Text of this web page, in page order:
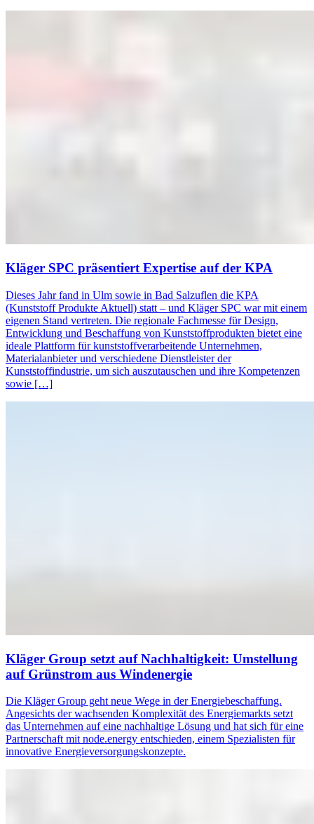
Kläger SPC präsentiert Expertise auf der KPA
Dieses Jahr fand in Ulm sowie in Bad Salzuflen die KPA
(Kunststoff Produkte Aktuell) statt – und Kläger SPC war mit einem
eigenen Stand vertreten. Die regionale Fachmesse für Design,
Entwicklung und Beschaffung von Kunststoffprodukten bietet eine
ideale Plattform für kunststoffverarbeitende Unternehmen,
Materialanbieter und verschiedene Dienstleister der
Kunststoffindustrie, um sich auszutauschen und ihre Kompetenzen
sowie […]
Kläger Group setzt auf Nachhaltigkeit: Umstellung
auf Grünstrom aus Windenergie
Die Kläger Group geht neue Wege in der Energiebeschaffung.
Angesichts der wachsenden Komplexität des Energiemarkts setzt
das Unternehmen auf eine nachhaltige Lösung und hat sich für eine
Partnerschaft mit node.energy entschieden, einem Spezialisten für
innovative Energieversorgungskonzepte.